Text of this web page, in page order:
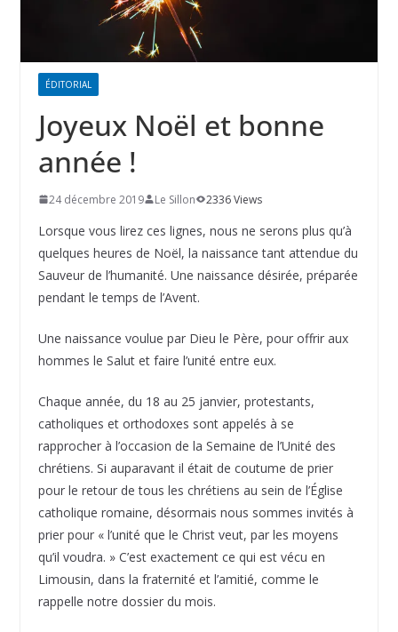
ÉDITORIAL
Joyeux Noël et bonne
année !
24 décembre 2019 Le Sillon 2336 Views
Lorsque vous lirez ces lignes, nous ne serons plus qu’à
quelques heures de Noël, la naissance tant attendue du
Sauveur de l’humanité. Une naissance désirée, préparée
pendant le temps de l’Avent.
Une naissance voulue par Dieu le Père, pour offrir aux
hommes le Salut et faire l’unité entre eux.
Chaque année, du 18 au 25 janvier, protestants,
catholiques et orthodoxes sont appelés à se
rapprocher à l’occasion de la Semaine de l’Unité des
chrétiens. Si auparavant il était de coutume de prier
pour le retour de tous les chrétiens au sein de l’Église
catholique romaine, désormais nous sommes invités à
prier pour « l’unité que le Christ veut, par les moyens
qu’il voudra. » C’est exactement ce qui est vécu en
Limousin, dans la fraternité et l’amitié, comme le
rappelle notre dossier du mois.